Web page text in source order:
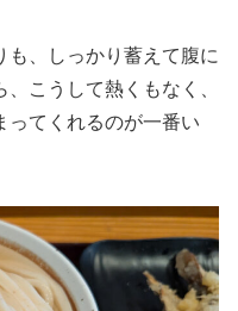
、しっかり蓄えて腹に
こうして熱くもなく、
ってくれるのが一番い